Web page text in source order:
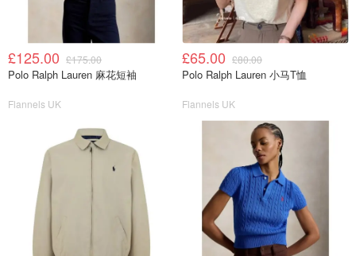
£125.00 £175.00
Polo Ralph Lauren 麻花短袖
Flannels UK
£65.00 £80.00
Polo Ralph Lauren 小马T恤
Flannels UK